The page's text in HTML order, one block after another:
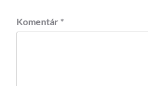
Komentár *